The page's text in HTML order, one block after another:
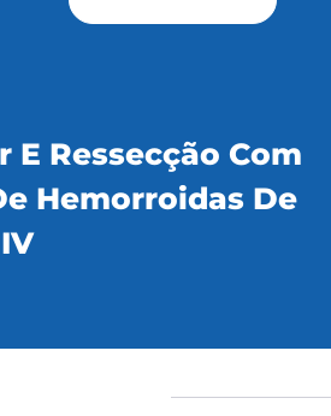
Ressecção Com
Hemorroidas De